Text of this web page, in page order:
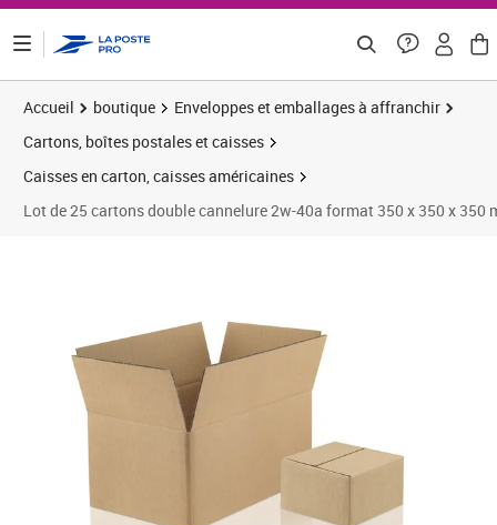
Accueil boutique
Enveloppes et emballages à affranchir
Cartons, boîtes postales et caisses
Caisses en carton, caisses américaines
Lot de 25 cartons double cannelure 2w-40a format 350 x 350 x 350